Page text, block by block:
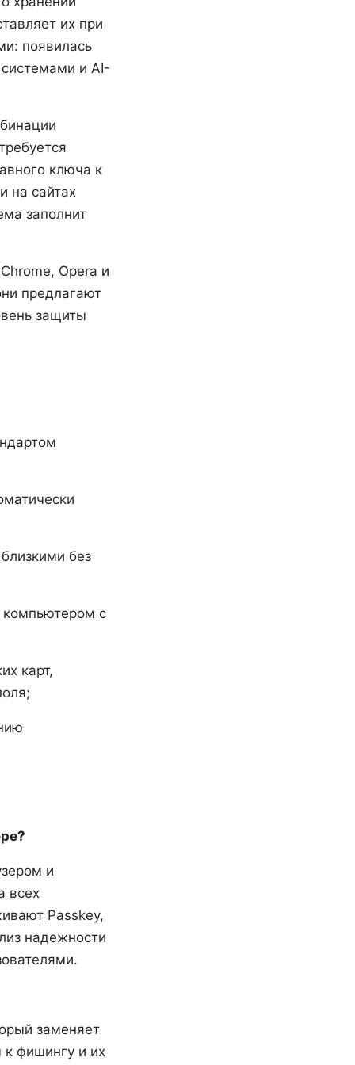
их при
появилась
и AI-
ключа к
на сайтах
заполнит
Opera и
предлагают
защиты
без
с
карт,
и
всех
Passkey,
надежности
заменяет
фишингу и их